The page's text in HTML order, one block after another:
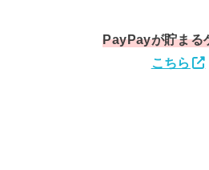
PayPayが貯まる
こちら